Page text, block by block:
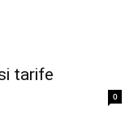
tarife
0